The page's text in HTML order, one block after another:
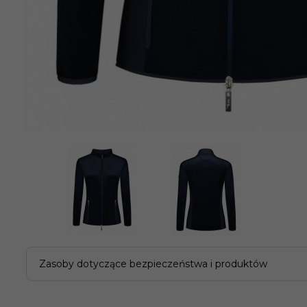
Zasoby dotyczące bezpieczeństwa i produktów